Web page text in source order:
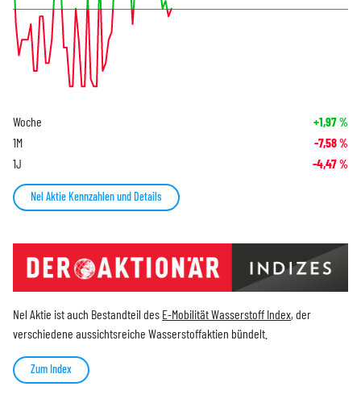
Woche +1,97%
1M -7,58%
1J -4,47%
Nel Aktie Kennzahlen und Details
Nel Aktie ist auch Bestandteil des E-Mobilität Wasserstoff Index, der
verschiedene aussichtsreiche Wasserstoffaktien bündelt.
Zum Index